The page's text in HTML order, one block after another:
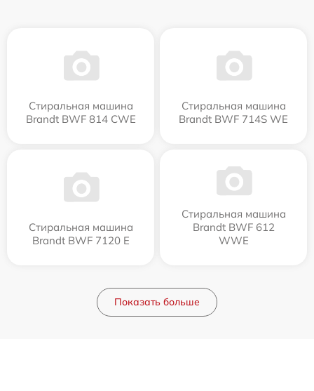
Стиральная машина
Brandt BWF 814 CWE
Стиральная машина
Brandt BWF 714S WE
Стиральная машина
Brandt BWF 7120 E
Стиральная машина
Brandt BWF 612
WWE
Показать больше